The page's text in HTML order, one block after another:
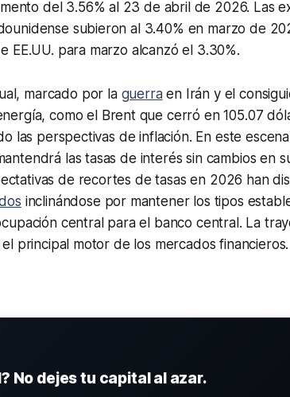
del 3.56% al 23 de abril de 2026. Las
subieron al 3.40% en marzo de
EE.UU. para marzo alcanzó el 3.30%.
marcado por la guerraen Irán y el
como el Brent que cerró en 105.07
las perspectivas de inflación. En este
las tasas de interés sin cambios en
de recortes de tasas en 2026 han
inclinándose por mantener los tipos
central para el banco central. La
principal motor de los mercados financieros.
No dejes tu capital al azar.